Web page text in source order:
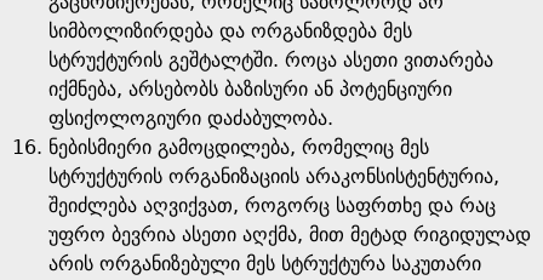
სიმბოლიზირდება და ორგანიზდება მეს
სტრუქტურის გეშტალტში. როცა ასეთი ვითარება
იქმნება, არსებობს ბაზისური ან პოტენციური
ფსიქოლოგიური დაძაბულობა.
ნებისმიერი გამოცდილება, რომელიც მეს
სტრუქტურის ორგანიზაციის არაკონსისტენტურია,
შეიძლება აღვიქვათ, როგორც საფრთხე და რაც
უფრო ბევრია ასეთი აღქმა, მით მეტად რიგიდულად
არის ორგანიზებული მეს სტრუქტურა საკუთარი